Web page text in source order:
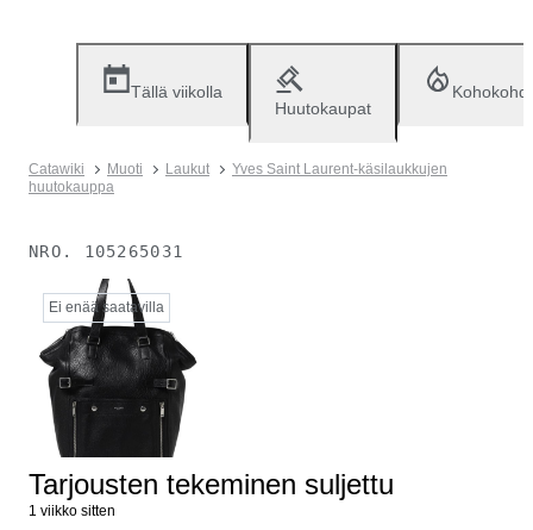
Tällä viikolla
Huutokaupat
Catawiki Muoti Laukut
Yves Saint Laurent-käsilaukkujen
huutokauppa
NRO. 105265031
Ei enää saatavilla
Tarjousten tekeminen suljettu
1 viikko sitten